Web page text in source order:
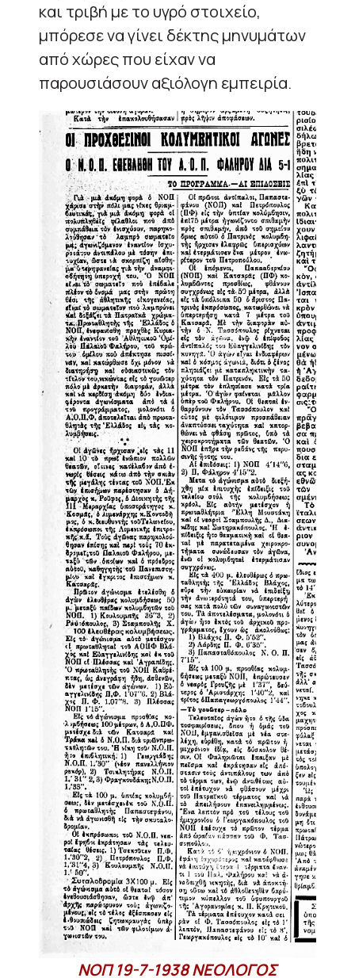
και τριβή με το υγρό στοιχείο,
μπόρεσε να γίνει δέκτης μηνυμάτων
από χώρες που είχαν να
παρουσιάσουν αξιόλογη εμπειρία.
ΝΟΠ 19-7-1938 ΝΕΟΛΟΓΟΣ